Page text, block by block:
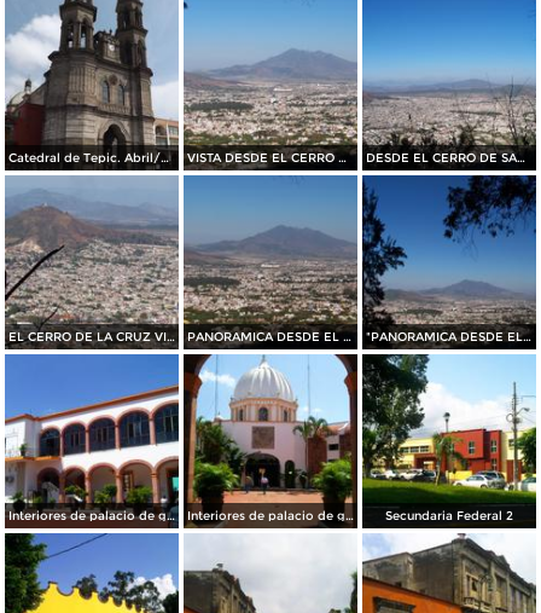
Catedral de Tepic. Abril/2015 VISTA DESDE EL CERRO DE SAN JUAN DESDE EL CERRO DE SAN JUAN
EL CERRO DE LA CRUZ VISTO DESDE EL CERRO DE SAN JUAN PANORAMICA DESDE EL CERRO DE SAN JUAN "PANORAMICA DESDE EL CERRO DE SAN JUAN"
Interiores de palacio de gobierno Interiores de palacio de gobierno Secundaria Federal 2